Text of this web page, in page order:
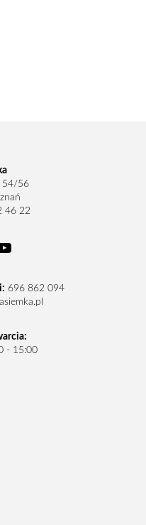
54/56
46 22
696 862 094
- 15:00